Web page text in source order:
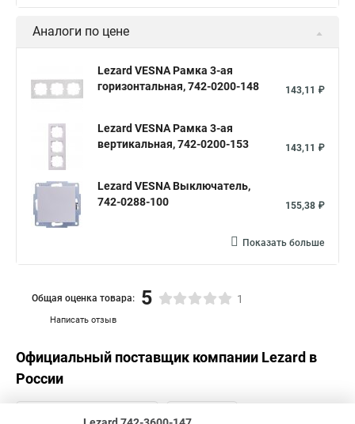
Аналоги по цене
Lezard VESNA Рамка 3-ая
горизонтальная, 742-0200-148
143,11 ₽
Lezard VESNA Рамка 3-ая
вертикальная, 742-0200-153
143,11 ₽
Lezard VESNA Выключатель,
742-0288-100
155,38 ₽
Показать больше
Написать отзыв
Общая оценка товара: 5 1
Официальный поставщик компании Lezard в
России